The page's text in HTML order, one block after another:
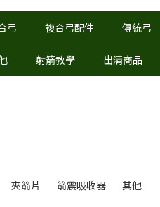
弓 複合弓配件 傳統弓
射箭教學 出清商品
夾箭片 箭震吸收器 其他